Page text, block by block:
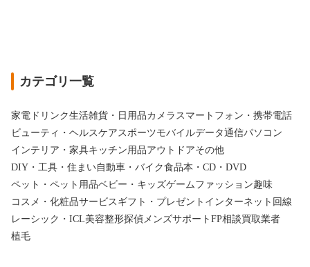
カテゴリ一覧
家電 ドリンク生活雑貨・日用品カメラ スマートフォン・携帯電話
ビューティ・ヘルスケア スポーツモバイルデータ通信パソコン
インテリア・家具キッチン用品アウトドアその他
DIY・工具・住まい自動車・バイク食品本・CD・DVD
ペット・ペット用品ベビー・キッズゲーム ファッション趣味
コスメ・化粧品サービス ギフト・プレゼント インターネット回線
レーシック・ICL美容整形探偵 メンズサポート FP相談買取業者
植毛